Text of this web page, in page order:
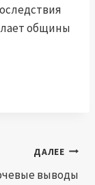
общины
ДАЛЕЕ
выводы